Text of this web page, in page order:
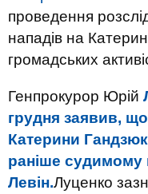
проведення
нападів на
громадських
Генпрокурор Юрій
грудня заявив,
Катерини
раніше судимому
Левін.Луценко